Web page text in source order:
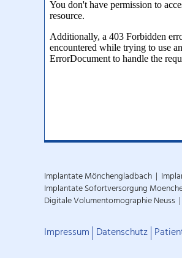
Implantate Mönchengladbach
Implantate Sofortversorgung
Digitale Volumentomographie Neuss
Impressum Datenschutz